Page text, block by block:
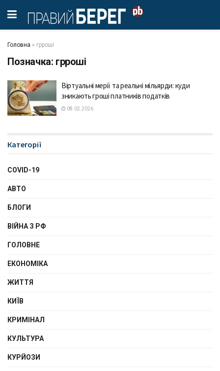
Головна » грроші
Позначка: грроші
Віртуальні мерії та реальні мільярди: куди
зникають гроші платників податків
08.02.2026
Категорії
COVID-19
АВТО
БЛОГИ
ВІЙНА З РФ
ГОЛОВНЕ
ЕКОНОМІКА
ЖИТТЯ
КИЇВ
КРИМІНАЛ
КУЛЬТУРА
КУРЙОЗИ